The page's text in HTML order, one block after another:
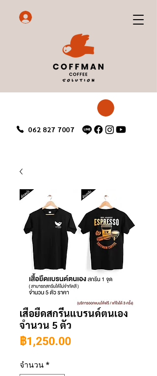
062 827 7007
เสื้อยืดสกรีนแบรนด์ตนเอง
จำนวน 5 ตัว
฿1,250.00ราคา
จำนวน *